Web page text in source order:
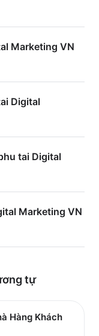
Marketing VN
Digital
tai Digital
Marketing VN
tự
Hàng Khách